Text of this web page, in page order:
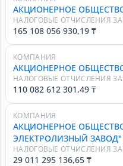
АКЦИОНЕРНОЕ
НАЛОГОВЫЕ ОТЧИСЛЕНИЯ
165 108 056 930,19 ₸
КОМПАНИЯ
АКЦИОНЕРНОЕ
НАЛОГОВЫЕ ОТЧИСЛЕНИЯ
110 082 612 301,49 ₸
КОМПАНИЯ
АКЦИОНЕРНОЕ
ЭЛЕКТРОЛИЗНЫЙ ЗАВОД"
НАЛОГОВЫЕ ОТЧИСЛЕНИЯ
29 011 295 136,65 ₸